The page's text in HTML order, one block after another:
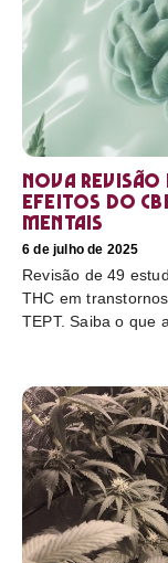
Nova
efeitos do
mentais
6 de julho de 2025
Revisão de 49
THC em
TEPT. Saiba o que